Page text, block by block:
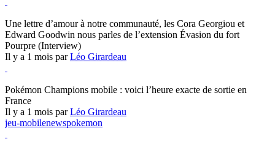
Une lettre d’amour à notre communauté, les Cora Georgiou et
Edward Goodwin nous parles de l’extension Évasion du fort
Pourpre (Interview)
Il y a 1 mois parLéo Girardeau
Pokémon Champions mobile : voici l’heure exacte de sortie en
France
Il y a 1 mois parLéo Girardeau
jeu-mobilenewspokemon